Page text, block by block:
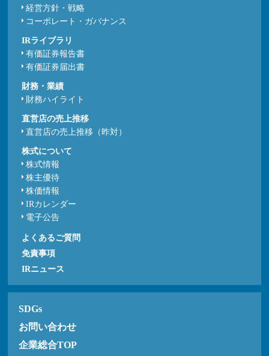
経営方針・戦略
コーポレート・ガバナンス
IRライブラリ
有価証券報告書
有価証券届出書
財務・業績
財務ハイライト
直営店の売上推移
直営店の売上推移（昨対）
株式について
株式情報
株主優待
株価情報
IRカレンダー
電子公告
よくあるご質問
免責事項
IRニュース
SDGs
お問い合わせ
企業総合TOP